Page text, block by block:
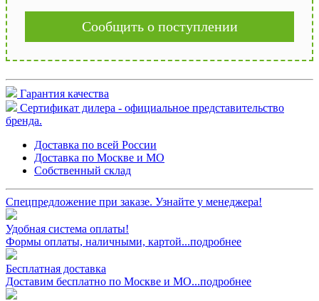
Сообщить о поступлении
Гарантия качества
Сертификат дилера - официальное представительство
бренда.
Доставка по всей России
Доставка по Москве и МО
Собственный склад
Спецпредложение при заказе. Узнайте у менеджера!
Удобная система оплаты!
Формы оплаты, наличными, картой...подробнее
Бесплатная доставка
Доставим бесплатно по Москве и МО...подробнее